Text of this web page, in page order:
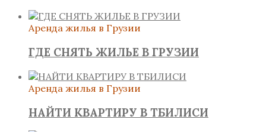
Аренда жилья в Грузии
ГДЕ СНЯТЬ ЖИЛЬЕ В ГРУЗИИ
Аренда жилья в Грузии
НАЙТИ КВАРТИРУ В ТБИЛИСИ